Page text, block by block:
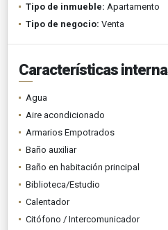
Tipo de inmueble: Apartamento
Tipo de negocio: Venta
Características
Agua
Aire acondicionado
Armarios Empotrados
Baño auxiliar
Baño en habitación principal
Biblioteca/Estudio
Calentador
Citófono / Intercomunicador